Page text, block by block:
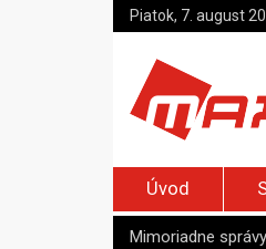
Piatok, 7. august
Úvod
Mimoriadne správy